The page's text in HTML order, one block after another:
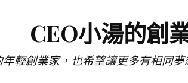
CEO小湯的創
輕創業家，也希望讓更多有相同